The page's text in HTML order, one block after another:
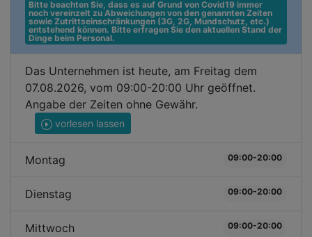
Bitte beachten Sie, dass es auf Grund von Covid19 immer
noch vereinzelt zu Abweichungen von den genannten Zeiten
sowie Zutrittseinschränkungen (3G, 2G, Mundschutz, etc.)
entstehend können. Bitte erfragen Sie den aktuellen Stand der
Dinge beim Personal.
Das Unternehmen ist heute, am Freitag dem
07.08.2026, vom 09:00-20:00 Uhr geöffnet.
Angabe der Zeiten ohne Gewähr.
vorlesen lassen
Montag 09:00-20:00
Dienstag 09:00-20:00
Mittwoch 09:00-20:00